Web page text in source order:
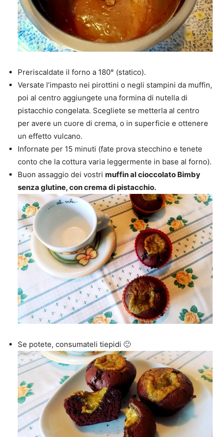
Preriscaldate il forno a 180° (statico).
Versate l’impasto nei pirottini o negli stampini da muffin,
poi al centro aggiungete una formina di nutella di
pistacchio congelata. Scegliete se metterla al centro
per avere un cuore di crema, o in superficie e ottenere
un effetto vulcano.
Infornate per 15 minuti (fate prova stecchino e tenete
conto che la cottura varia leggermente in base al forno).
Buon assaggio dei vostri muffin al cioccolato Bimby
senza glutine, con crema di pistacchio.
Se potete, consumateli tiepidi 🙂